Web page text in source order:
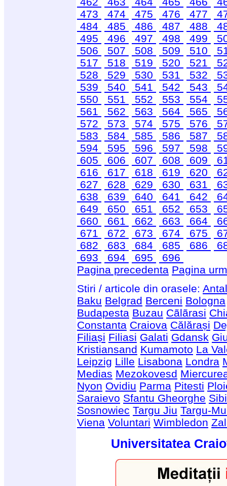
473
474 475 476 477
484
485 486 487 488
495
496 497 498 499
506
507 508 509 510
517
518 519 520 521
528
529 530 531 532
539
540 541 542 543
550
551 552 553 554
561
562 563 564 565
572
573 574 575 576
583
584 585 586 587
594
595 596 597 598
605
606 607 608 609
616
617 618 619 620
627
628 629 630 631
638
639 640 641 642
649
650 651 652 653
660
661 662 663 664
671
672 673 674 675
682
683 684 685 686
693
694 695
696
Pagina precedenta Pagina
Stiri / articole din orasele:
Baku Belgrad Berceni Bologna
Budapesta Buzau Cãlãrasi
Constanta Craiova Călărași
Filiași Filiasi Galati Gdansk
Kristiansand Kumamoto La
Leipzig Lille Lisabona Londra
Medias Mezokovesd
Nyon Ovidiu Parma Pitesti
Saraievo Sfantu Gheorghe
Sosnowiec Targu Jiu Targu-
Viena Voluntari Wimbledon
Universitatea